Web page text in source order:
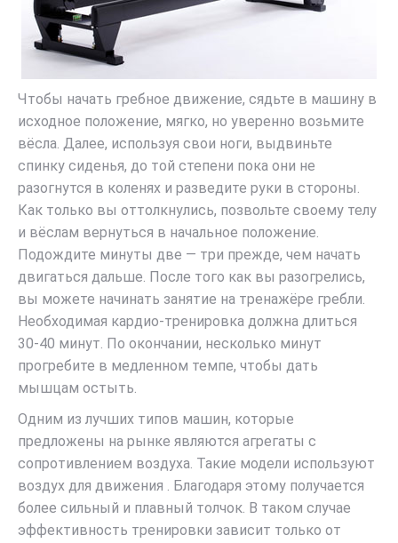
Чтобы начать гребное движение, сядьте в машину в
исходное положение, мягко, но уверенно возьмите
вёсла. Далее, используя свои ноги, выдвиньте
спинку сиденья, до той степени пока они не
разогнутся в коленях и разведите руки в стороны.
Как только вы оттолкнулись, позвольте своему телу
и вёслам вернуться в начальное положение.
Подождите минуты две — три прежде, чем начать
двигаться дальше. После того как вы разогрелись,
вы можете начинать занятие на тренажёре гребли.
Необходимая кардио-тренировка должна длиться
30-40 минут. По окончании, несколько минут
прогребите в медленном темпе, чтобы дать
мышцам остыть.
Одним из лучших типов машин, которые
предложены на рынке являются агрегаты с
сопротивлением воздуха. Такие модели используют
воздух для движения . Благодаря этому получается
более сильный и плавный толчок. В таком случае
эффективность тренировки зависит только от